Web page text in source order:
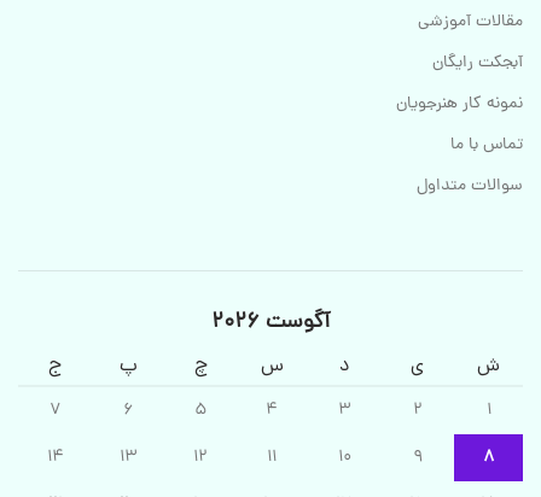
مقالات آموزشی
آبجکت رایگان
نمونه کار هنرجویان
تماس با ما
سوالات متداول
آگوست 2026
ش ی د س چ پ ج
1
2
3
4
5
6
7
8
9
10
11
12
13
14